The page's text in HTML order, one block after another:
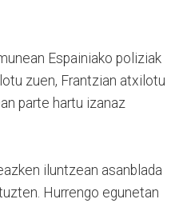
Espainiako poliziak
zuen, Frantzian atxilotu
parte hartu izanaz
iluntzean asanblada
Hurrengo egunetan